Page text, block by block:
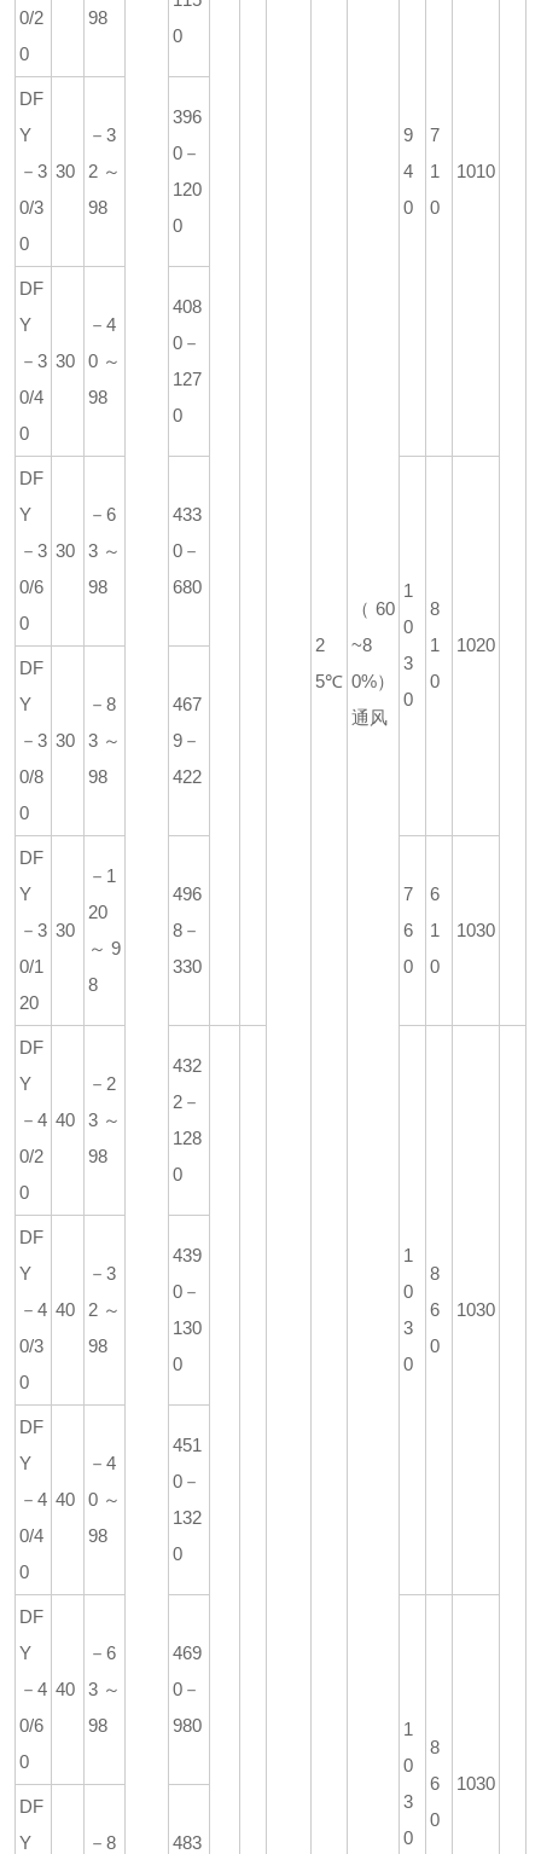
2
5℃
（60
~8
0%）
通风
0/2
0
98
0
9
4
0
7
1
0
1010
DF
Y
－3
0/3
0
30
－3
2～
98
396
0－
120
0
DF
Y
－3
0/4
0
30
－4
0～
98
408
0－
127
0
DF
Y
－3
0/6
0
30
－6
3～
98
433
0－
680
1
0
3
0
8
1
0
1020
DF
Y
－3
0/8
0
30
－8
3～
98
467
9－
422
DF
Y
－3
0/1
20
30
－1
20
～9
8
496
8－
330
7
6
0
6
1
0
1030
DF
Y
－4
0/2
0
40
－2
3～
98
432
2－
128
0
1
0
3
0
8
6
0
1030
DF
Y
－4
0/3
0
40
－3
2～
98
439
0－
130
0
DF
Y
－4
0/4
0
40
－4
0～
98
451
0－
132
0
DF
Y
－4
0/6
0
40
－6
3～
98
469
0－
980
1
0
3
0
8
6
0
1030
DF
Y
－8
483